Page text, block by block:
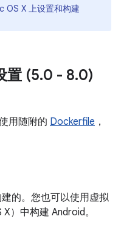
OS X 上设置和构建
置 (5.0 - 8.0)
用随附的 Dockerfile ，
的。您也可以使用虚拟
）中构建 Android。